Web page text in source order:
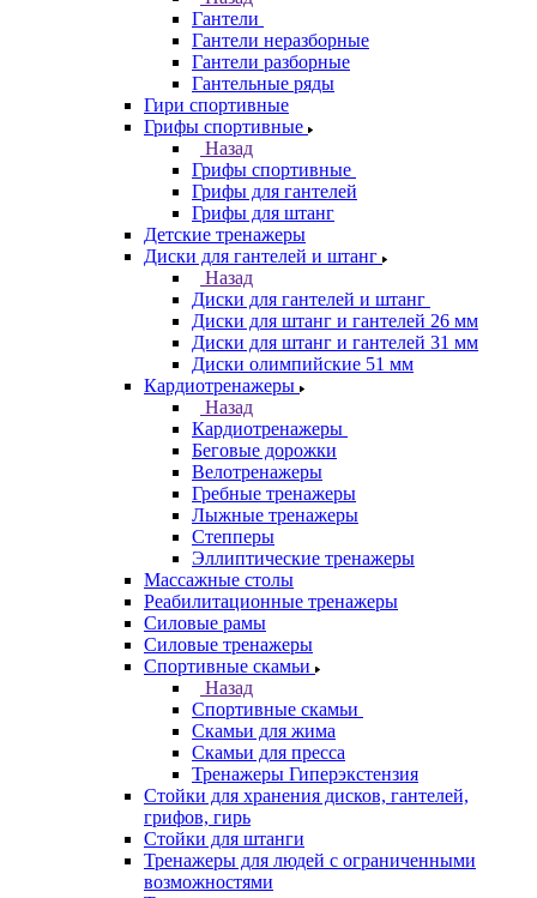
Гантели
Гантели неразборные
Гантели разборные
Гантельные ряды
Гири спортивные
Грифы спортивные
Назад
Грифы спортивные
Грифы для гантелей
Грифы для штанг
Детские тренажеры
Диски для гантелей и штанг
Назад
Диски для гантелей и штанг
Диски для штанг и гантелей 26 мм
Диски для штанг и гантелей 31 мм
Диски олимпийские 51 мм
Кардиотренажеры
Назад
Кардиотренажеры
Беговые дорожки
Велотренажеры
Гребные тренажеры
Лыжные тренажеры
Степперы
Эллиптические тренажеры
Массажные столы
Реабилитационные тренажеры
Силовые рамы
Силовые тренажеры
Спортивные скамьи
Назад
Спортивные скамьи
Скамьи для жима
Скамьи для пресса
Тренажеры Гиперэкстензия
Стойки для хранения дисков, гантелей,
грифов, гирь
Стойки для штанги
Тренажеры для людей с ограниченными
возможностями